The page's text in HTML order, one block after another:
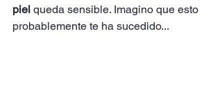
piel queda sensible. Imagino que esto
probablemente te ha sucedido...